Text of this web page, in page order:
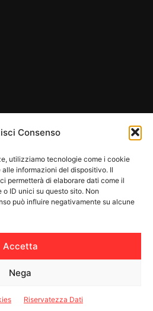
Consenso
utilizziamo tecnologie come i cookie
informazioni del dispositivo. Il
permetterà di elaborare dati come il
ID unici su questo sito. Non
può influire negativamente su alcune
Accetta
Nega
Riservatezza Dati
Politica Cookies-Disclaimer